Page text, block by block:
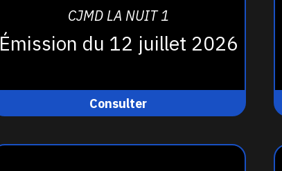
CJMD LA NUIT 1
Émission du 12 juillet 2026
Consulter